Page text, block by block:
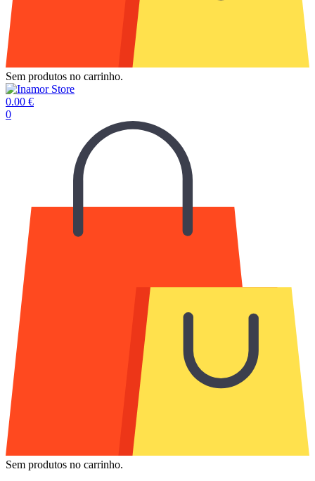
Sem produtos no carrinho.
0.00 €
0
Sem produtos no carrinho.